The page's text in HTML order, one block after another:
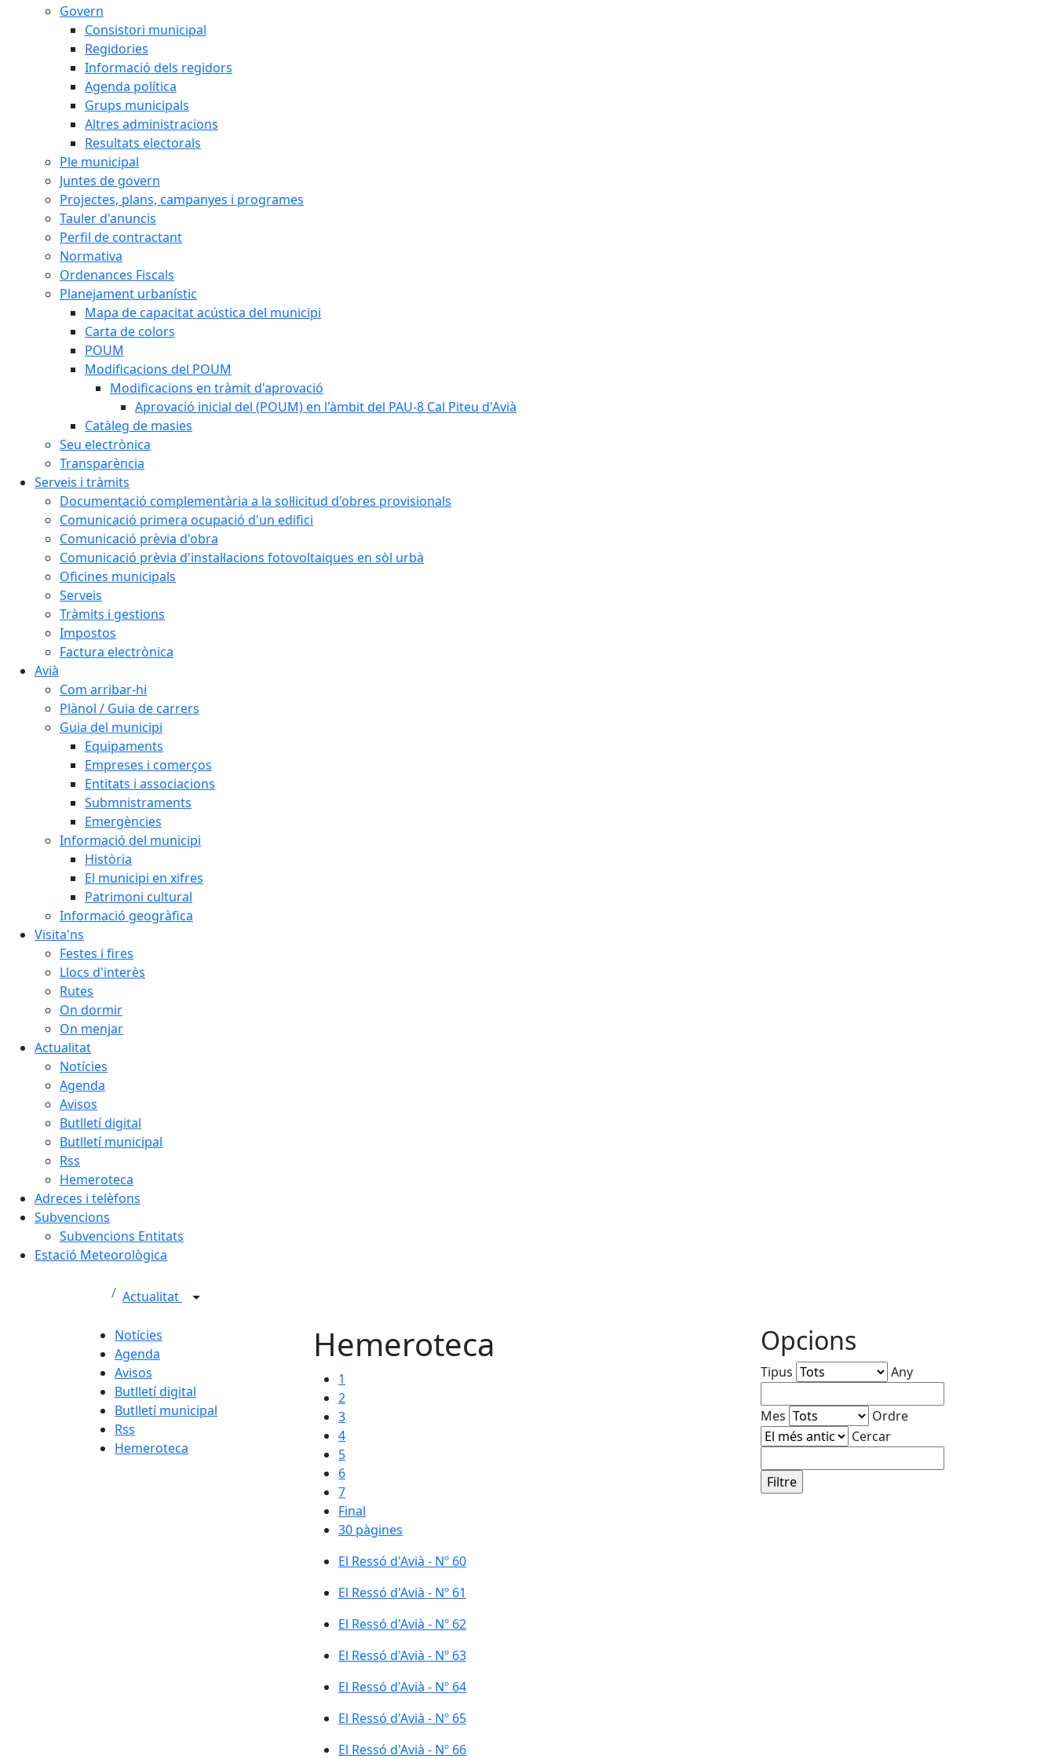
Govern
Consistori municipal
Regidories
Informació dels regidors
Agenda política
Grups municipals
Altres administracions
Resultats electorals
Ple municipal
Juntes de govern
Projectes, plans, campanyes i programes
Tauler d'anuncis
Perfil de contractant
Normativa
Ordenances Fiscals
Planejament urbanístic
Mapa de capacitat acústica del municipi
Carta de colors
POUM
Modificacions del POUM
Modificacions en tràmit d'aprovació
Aprovació inicial del (POUM) en l'àmbit del PAU-8 Cal Piteu d'Avià
Catàleg de masies
Seu electrònica
Transparència
Serveis i tràmits
Documentació complementària a la sol·licitud d'obres provisionals
Comunicació primera ocupació d'un edifici
Comunicació prèvia d'obra
Comunicació prèvia d'instal·lacions fotovoltaiques en sòl urbà
Oficines municipals
Serveis
Tràmits i gestions
Impostos
Factura electrònica
Avià
Com arribar-hi
Plànol / Guia de carrers
Guia del municipi
Equipaments
Empreses i comerços
Entitats i associacions
Submnistraments
Emergències
Informació del municipi
Història
El municipi en xifres
Patrimoni cultural
Informació geogràfica
Visita'ns
Festes i fires
Llocs d'interès
Rutes
On dormir
On menjar
Actualitat
Notícies
Agenda
Avisos
Butlletí digital
Butlletí municipal
Rss
Hemeroteca
Adreces i telèfons
Subvencions
Subvencions Entitats
Estació Meteorològica
Actualitat
Notícies
Agenda
Avisos
Butlletí digital
Butlletí municipal
Rss
Hemeroteca
Hemeroteca
1
2
3
4
5
6
7
Final
30 pàgines
El Ressó d'Avià - Nº 60
El Ressó d'Avià - Nº 61
El Ressó d'Avià - Nº 62
El Ressó d'Avià - Nº 63
El Ressó d'Avià - Nº 64
El Ressó d'Avià - Nº 65
El Ressó d'Avià - Nº 66
Opcions
Tipus Any
Mes
Ordre
Cercar